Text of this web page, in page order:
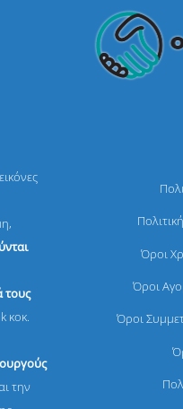
τους
κοκ.
την
Όροι
Όροι
Όροι